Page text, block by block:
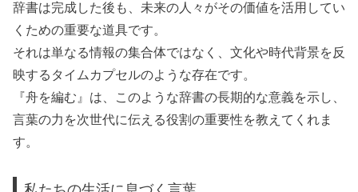
辞書は完成した後も、未来の人々がその価値を活用してい
くための重要な道具です。
それは単なる情報の集合体ではなく、文化や時代背景を反
映するタイムカプセルのような存在です。
『舟を編む』は、このような辞書の長期的な意義を示し、
言葉の力を次世代に伝える役割の重要性を教えてくれま
す。